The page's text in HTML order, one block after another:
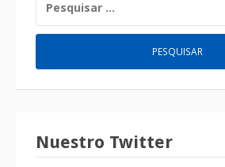
Nuestro Twitter